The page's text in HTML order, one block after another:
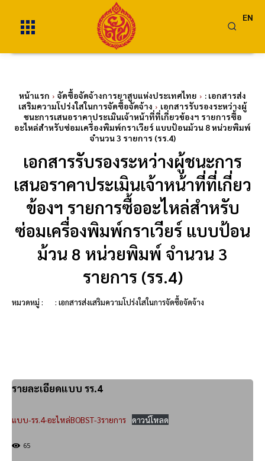
EN
หน้าแรก จัดซื้อจัดจ้างการยาสูบแห่งประเทศไทย
: เอกสารส่ง
เสริมความโปร่งใสในการจัดซื้อจัดจ้าง
เอกสารรับรองระหว่างผู้
ชนะการเสนอราคาประเมินเจ้าหน้าที่ที่เกี่ยวข้องฯ รายการซื้อ
อะไหล่สำหรับซ่อมเครื่องพิมพ์กราเวียร์ แบบป้อนม้วน 8 หน่วยพิมพ์
จำนวน 3 รายการ (รร.4)
เอกสารรับรองระหว่างผู้ชนะการ
เสนอราคาประเมินเจ้าหน้าที่ที่เกี่ยว
ข้องฯ รายการซื้ออะไหล่สำหรับ
ซ่อมเครื่องพิมพ์กราเวียร์ แบบป้อน
ม้วน 8 หน่วยพิมพ์ จำนวน 3
รายการ (รร.4)
หมวดหมู่ : : เอกสารส่งเสริมความโปร่งใสในการจัดซื้อจัดจ้าง
รายละเอียดแบบ รร.4
แบบ-รร.4-อะไหล่BOBST-3รายการ ดาวน์โหลด
65